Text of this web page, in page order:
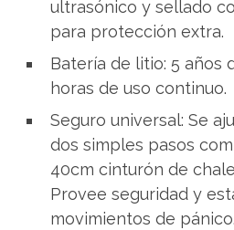
ultrasónico y sellado
para protección extra.
Batería de litio: 5 años
horas de uso continuo.
Seguro universal: Se
dos simples pasos
40cm cinturón de
Provee seguridad y
movimientos de pánico.